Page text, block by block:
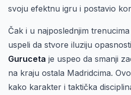
svoju efektnu igru i postavio
Čak i u najposlednjim
uspeli da stvore iluziju
Guruceta je uspeo da smanji
na kraju ostala Madridcima.
kako karakter i taktička